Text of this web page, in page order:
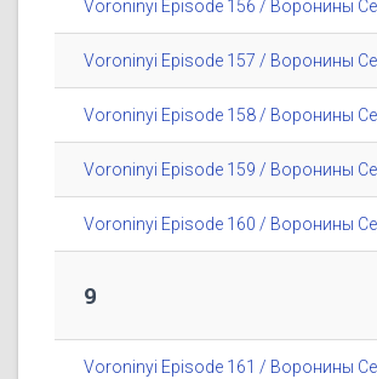
Voroninyi Episode 156 / Воронины
Voroninyi Episode 157 / Воронины
Voroninyi Episode 158 / Воронины
Voroninyi Episode 159 / Воронины
Voroninyi Episode 160 / Воронины
9
Voroninyi Episode 161 / Воронины